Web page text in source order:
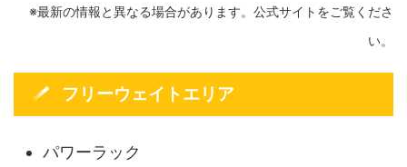
※最新の情報と異なる場合があります。公式サイトをご覧くださ
い。
フリーウェイトエリア
パワーラック